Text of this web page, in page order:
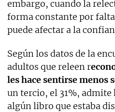
embargo, cuando la
forma constante por
puede afectar a la
Según los datos de la
adultos que releen r
les hace sentirse menos
un tercio, el 31%, admite
algún libro que estaba